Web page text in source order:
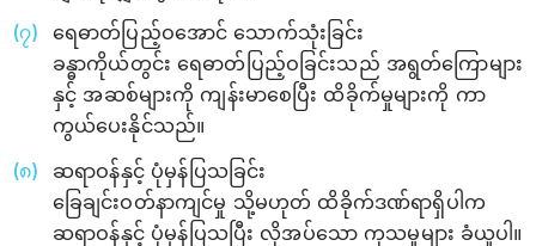
ရေဓာတ်ပြည့်ဝအောင် သောက်သုံးခြင်း
ခန္ဓာကိုယ်တွင်း ရေဓာတ်ပြည့်ဝခြင်းသည် အရွတ်ကြောများ
နှင့် အဆစ်များကို ကျန်းမာစေပြီး ထိခိုက်မှုများကို ကာ
ကွယ်ပေးနိုင်သည်။
ဆရာဝန်နှင့် ပုံမှန်ပြသခြင်း
ခြေချင်းဝတ်နာကျင်မှု သို့မဟုတ် ထိခိုက်ဒဏ်ရာရှိပါက
ဆရာဝန်နှင့် ပုံမှန်ပြသပြီး လိုအပ်သော ကုသမှုများ ခံယူပါ။